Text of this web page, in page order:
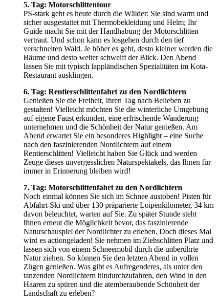
5. Tag: Motorschlittentour
PS-stark geht es heute durch die Wälder: Sie sind warm und
sicher ausgestattet mit Thermobekleidung und Helm; Ihr
Guide macht Sie mit der Handhabung der Motorschlitten
vertraut. Und schon kann es losgehen durch den tief
verschneiten Wald. Je höher es geht, desto kleiner werden die
Bäume und desto weiter schweift der Blick. Den Abend
lassen Sie mit typisch lappländischen Spezialitäten im Kota-
Restaurant ausklingen.
6. Tag: Rentierschlittenfahrt zu den Nordlichtern
Genießen Sie die Freiheit, Ihren Tag nach Belieben zu
gestalten! Vielleicht möchten Sie die winterliche Umgebung
auf eigene Faust erkunden, eine erfrischende Wanderung
unternehmen und die Schönheit der Natur genießen. Am
Abend erwartet Sie ein besonderes Highlight – eine Suche
nach den faszinierenden Nordlichtern auf einem
Rentierschlitten! Vielleicht haben Sie Glück und werden
Zeuge dieses unvergesslichen Naturspektakels, das Ihnen für
immer in Erinnerung bleiben wird!
7. Tag: Motorschlittenfahrt zu den Nordlichtern
Noch einmal können Sie sich im Schnee austoben! Pisten für
Abfahrt-Ski und über 130 präparierte Loipenkilometer, 34 km
davon beleuchtet, warten auf Sie. Zu später Stunde steht
Ihnen erneut die Möglichkeit bevor, das faszinierende
Naturschauspiel der Nordlichter zu erleben. Doch dieses Mal
wird es actiongeladen! Sie nehmen im Ziehschlitten Platz und
lassen sich von einem Schneemobil durch die unberührte
Natur ziehen. So können Sie den letzten Abend in vollen
Zügen genießen. Was gibt es Aufregenderes, als unter den
tanzenden Nordlichtern hindurchzufahren, den Wind in den
Haaren zu spüren und die atemberaubende Schönheit der
Landschaft zu erleben?